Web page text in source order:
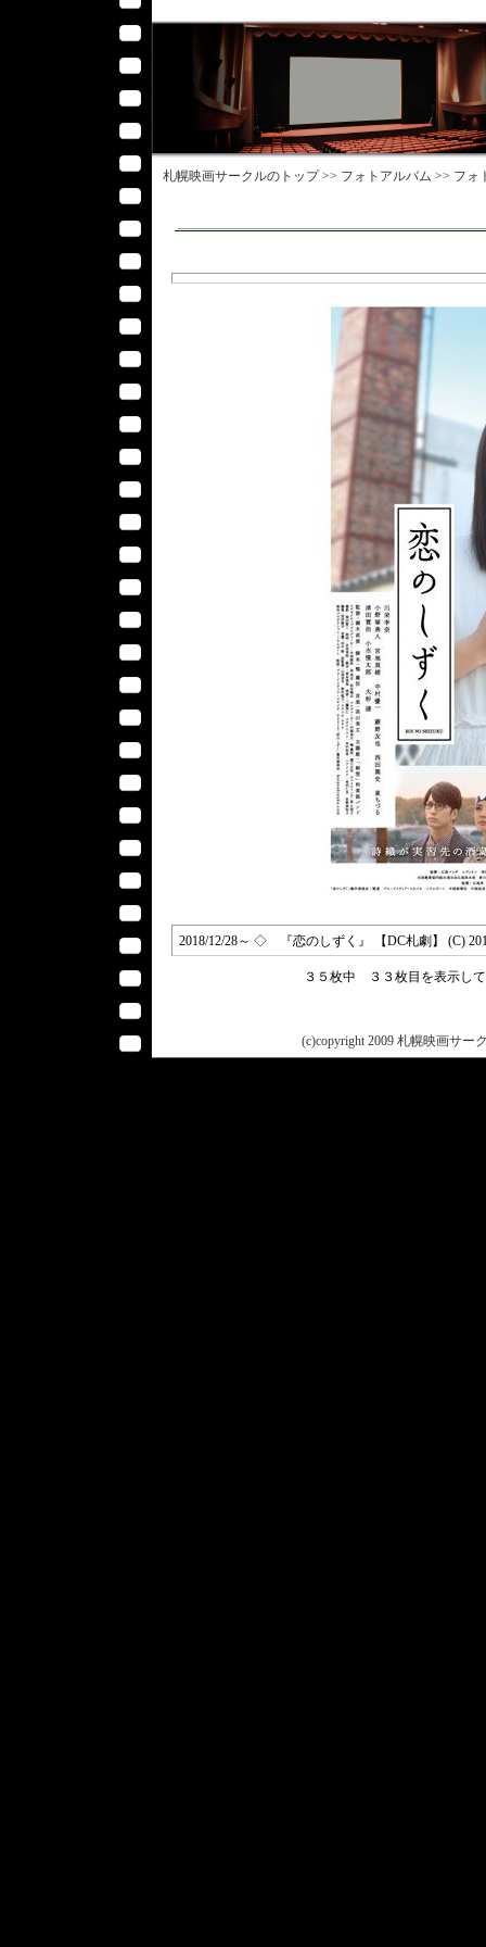
札幌映画サークルのトップ >> フォトアルバム >> フォ
2018/12/28～ ◇ 『恋のしずく』 【DC札劇】 (C)
３５枚中 ３３枚目を表示し
(c)copyright 2009 札幌映画サー